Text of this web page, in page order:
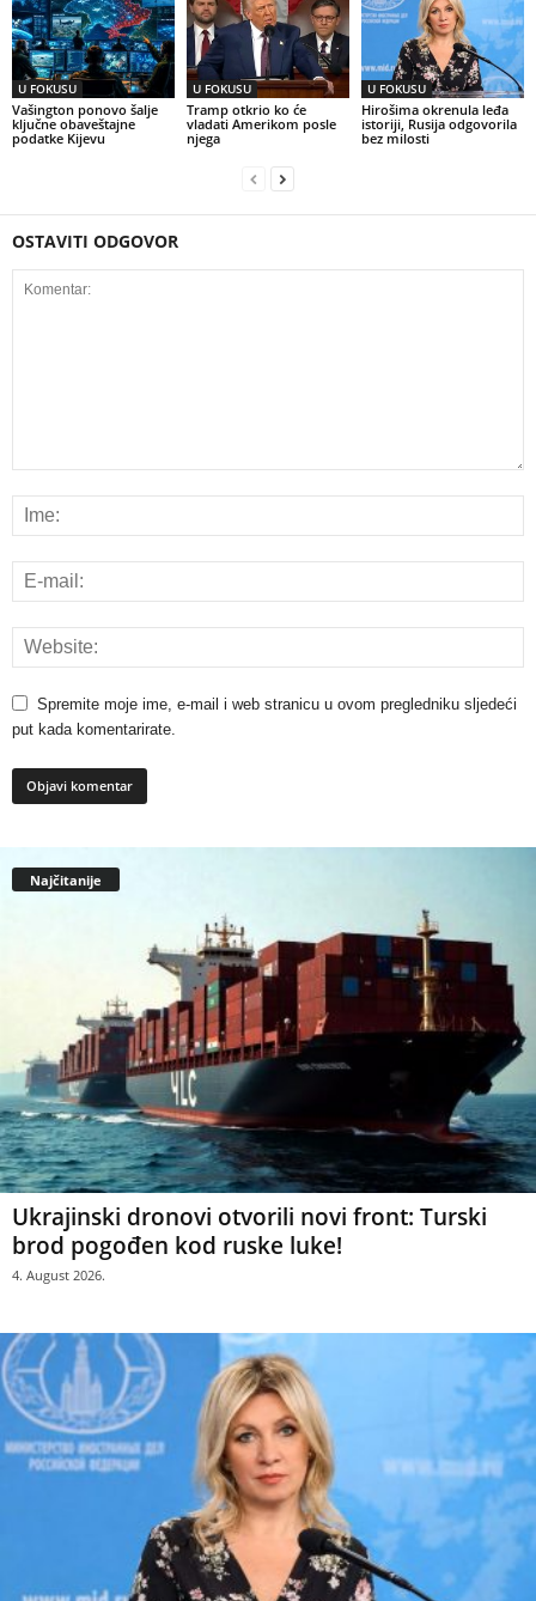
U FOKUSU
Vašington ponovo šalje
ključne obaveštajne
podatke Kijevu
U FOKUSU
Tramp otkrio ko će
vladati Amerikom posle
njega
U FOKUSU
Hirošima okrenula leđa
istoriji, Rusija odgovorila
bez milosti
OSTAVITI ODGOVOR
Spremite moje ime, e-mail i web stranicu u ovom pregledniku sljedeći
put kada komentarirate.
Najčitanije
Ukrajinski dronovi otvorili novi front: Turski
brod pogođen kod ruske luke!
4. August 2026.